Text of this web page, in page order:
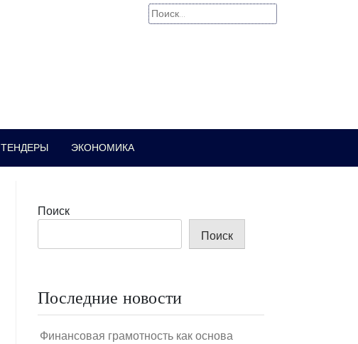
Найти:
ТЕНДЕРЫ ЭКОНОМИКА
Поиск
Поиск
Последние новости
Финансовая грамотность как основа